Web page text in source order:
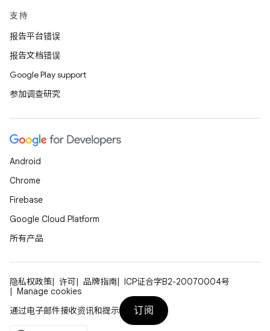
支持
报告平台错误
报告文档错误
Google Play support
参加调查研究
Android
Chrome
Firebase
Google Cloud Platform
所有产品
隐私权政策 许可 品牌指南
ICP证合字B2-20070004号
Manage cookies
通过电子邮件接收资讯和提示
订阅